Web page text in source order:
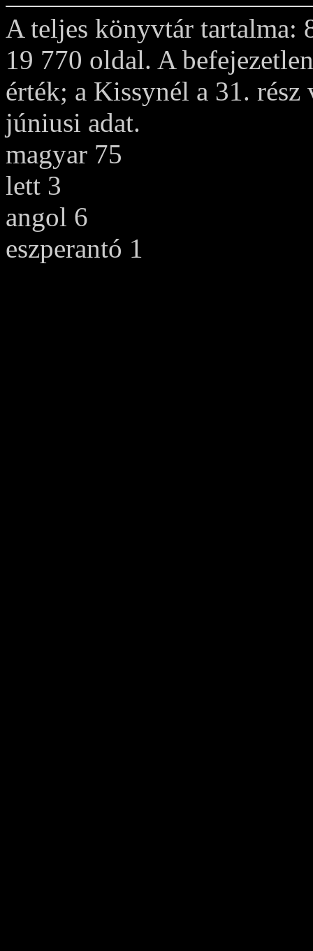
A teljes könyvtár tartalma:
19 770 oldal. A
érték; a Kissynél a 31.
júniusi adat.
magyar 75
lett 3
angol 6
eszperantó 1